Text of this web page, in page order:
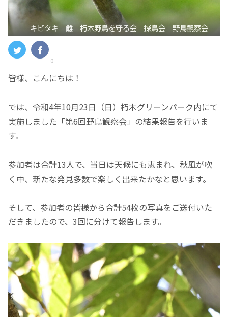
キビタキ 雌 朽木野鳥を守る会 探鳥会 野鳥観察会
0
皆様、こんにちは！
では、令和4年10月23日（日）朽木グリーンパーク内にて
実施しました「第6回野鳥観察会」の結果報告を行いま
す。
参加者は合計13人で、当日は天候にも恵まれ、秋風が吹
く中、新たな発見多数で楽しく出来たかなと思います。
そして、参加者の皆様から合計54枚の写真をご送付いた
だきましたので、3回に分けて報告します。